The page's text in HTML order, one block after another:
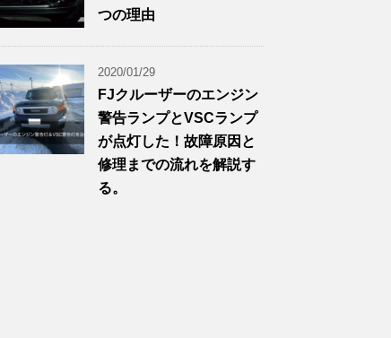
つの理由
2020/01/29
FJクルーザーのエンジン
警告ランプとVSCランプ
が点灯した！故障原因と
修理までの流れを解説す
る。